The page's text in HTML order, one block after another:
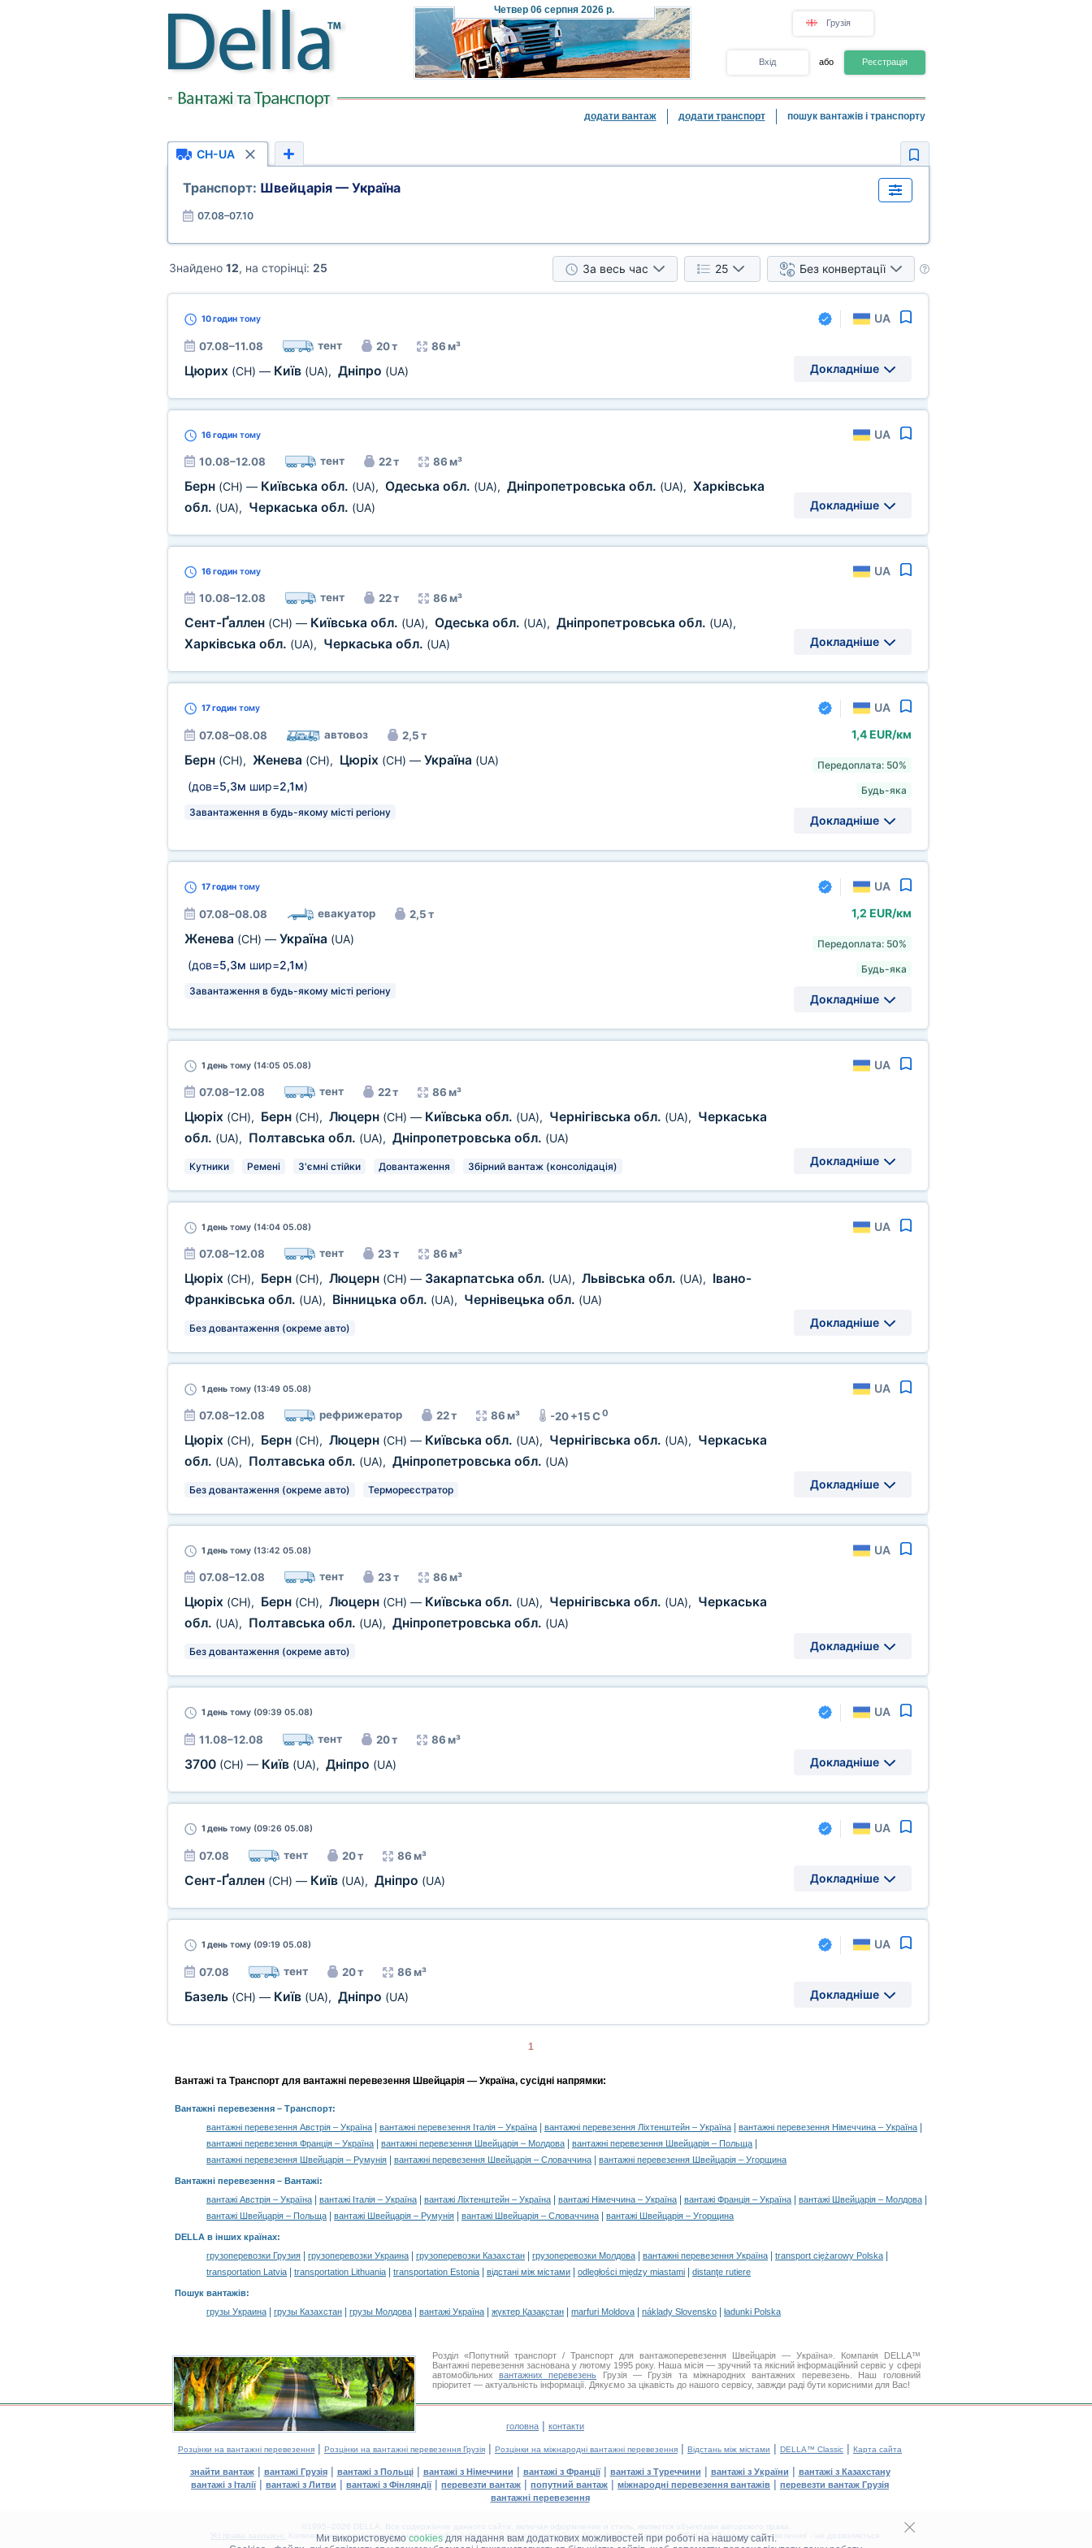
Четвер 06 серпня 2026 р.
Грузія
Вхід або Реєстрація
додати вантаж додати транспорт пошук вантажів і транспорту
Ми використовуємо cookiesдля надання вам додаткових можливостей при роботі на нашому сайті.
CH-UA
Транспорт: Швейцарія — Україна
07.08–07.10
Знайдено 12, на сторінці: 25 За весь час 25 Без конвертації
10 годинтому UA
07.08–11.08 тент 20 т 86 м³
Цюрих (CH) — Київ (UA), Дніпро (UA) Докладніше
16 годинтому UA
10.08–12.08 тент 22 т 86 м³
Берн (CH) — Київська обл. (UA), Одеська обл. (UA), Дніпропетровська обл. (UA), Харківська
обл. (UA), Черкаська обл. (UA) Докладніше
16 годинтому UA
10.08–12.08 тент 22 т 86 м³
Сент-Ґаллен (CH) — Київська обл. (UA), Одеська обл. (UA), Дніпропетровська обл. (UA),
Харківська обл. (UA), Черкаська обл. (UA) Докладніше
17 годинтому UA
07.08–08.08 автовоз 2,5 т
Берн (CH), Женева (CH), Цюріх (CH) — Україна (UA)
(дов=5,3м шир=2,1м)
Завантаження в будь-якому місті регіону
1,4 EUR/км
Передоплата: 50%
Будь-яка
Докладніше
17 годинтому UA
07.08–08.08 евакуатор 2,5 т
Женева (CH) — Україна (UA)
(дов=5,3м шир=2,1м)
Завантаження в будь-якому місті регіону
1,2 EUR/км
Передоплата: 50%
Будь-яка
Докладніше
1 деньтому (14:05 05.08) UA
07.08–12.08 тент 22 т 86 м³
Цюріх (CH), Берн (CH), Люцерн (CH) — Київська обл. (UA), Чернігівська обл. (UA), Черкаська
обл. (UA), Полтавська обл. (UA), Дніпропетровська обл. (UA)
Кутники Ремені З'ємні стійки Довантаження Збірний вантаж (консолідація) Докладніше
1 деньтому (14:04 05.08) UA
07.08–12.08 тент 23 т 86 м³
Цюріх (CH), Берн (CH), Люцерн (CH) — Закарпатська обл. (UA), Львівська обл. (UA), Івано-
Франківська обл. (UA), Вінницька обл. (UA), Чернівецька обл. (UA)
Без довантаження (окреме авто) Докладніше
1 деньтому (13:49 05.08) UA
07.08–12.08 рефрижератор 22 т 86 м³ -20 +15 C0
Цюріх (CH), Берн (CH), Люцерн (CH) — Київська обл. (UA), Чернігівська обл. (UA), Черкаська
обл. (UA), Полтавська обл. (UA), Дніпропетровська обл. (UA)
Без довантаження (окреме авто) Термореєстратор Докладніше
1 деньтому (13:42 05.08) UA
07.08–12.08 тент 23 т 86 м³
Цюріх (CH), Берн (CH), Люцерн (CH) — Київська обл. (UA), Чернігівська обл. (UA), Черкаська
обл. (UA), Полтавська обл. (UA), Дніпропетровська обл. (UA)
Без довантаження (окреме авто) Докладніше
1 деньтому (09:39 05.08) UA
11.08–12.08 тент 20 т 86 м³
3700 (CH) — Київ (UA), Дніпро (UA) Докладніше
1 деньтому (09:26 05.08) UA
07.08 тент 20 т 86 м³
Сент-Ґаллен (CH) — Київ (UA), Дніпро (UA) Докладніше
1 деньтому (09:19 05.08) UA
07.08 тент 20 т 86 м³
Базель (CH) — Київ (UA), Дніпро (UA) Докладніше
1
Вантажі та Транспорт для вантажні перевезення Швейцарія — Україна, сусідні напрямки:
Вантажні перевезення – Транспорт:
вантажні перевезення Австрія – Україна
вантажні перевезення Італія – Україна вантажні перевезення Ліхтенштейн – Україна вантажні перевезення Німеччина – Україна
вантажні перевезення Франція – Україна вантажні перевезення Швейцарія – Молдова вантажні перевезення Швейцарія – Польща
вантажні перевезення Швейцарія – Румунія вантажні перевезення Швейцарія – Словаччина вантажні перевезення Швейцарія – Угорщина
Вантажні перевезення – Вантажі:
вантажі Австрія – Україна
вантажі Італія – Україна вантажі Ліхтенштейн – Україна вантажі Німеччина – Україна вантажі Франція – Україна вантажі Швейцарія – Молдова
вантажі Швейцарія – Польща вантажі Швейцарія – Румунія вантажі Швейцарія – Словаччина вантажі Швейцарія – Угорщина
DELLA в інших країнах:
грузоперевозки Грузия
грузоперевозки Украина грузоперевозки Казахстан грузоперевозки Молдова вантажні перевезення Україна transport ciężarowy Polska
transportation Latvia transportation Lithuania transportation Estonia відстані між містами odległości między miastami distanţe rutiere
Пошук вантажів:
грузы Украина
грузы Казахстан грузы Молдова вантажі Україна жүктер Қазақстан marfuri Moldova náklady Slovensko ładunki Polska
Розділ «Попутний транспорт / Транспорт для вантажоперевезення Швейцарія — Україна». Компанія DELLA™
Вантажні перевезення заснована у лютому 1995 року. Наша місія — зручний та якісний інформаційний сервіс у сфері
автомобільних вантажних перевезень Грузія — Грузія та міжнародних вантажних перевезень. Наш головний
пріоритет — актуальність інформації. Дякуємо за цікавість до нашого сервісу, завжди раді бути корисними для Вас!
головна | контакти
Розцінки на вантажні перевезення | Розцінки на вантажні перевезення Грузія | Розцінки на міжнародні вантажні перевезення | Відстань між містами | DELLA™ Classic | Карта сайта
знайти вантаж| вантажі Грузія| вантажі з Польщі| вантажі з Німеччини | вантажі з Франції| вантажі з Туреччини | вантажі з України | вантажі з Казахстану
вантажі з Італії| вантажі з Литви | вантажі з Фінляндії| перевезти вантаж | попутний вантаж | міжнародні перевезення вантажів | перевезти вантаж Грузія
вантажні перевезення
©1995–2026 DELLA. Все содержание данного сайта, включая оформление и стиль, являются объектами авторского права.
Усі права захищені.
Копіювання та розміщення в інших засобах інформації та інтернет-сайтах без офіційного дозволу 'DELLA™ Вантажні перевезення' - не дозволяється.